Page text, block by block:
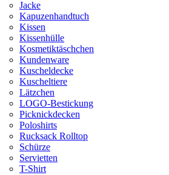
Jacke
Kapuzenhandtuch
Kissen
Kissenhülle
Kosmetiktäschchen
Kundenware
Kuscheldecke
Kuscheltiere
Lätzchen
LOGO-Bestickung
Picknickdecken
Poloshirts
Rucksack Rolltop
Schürze
Servietten
T-Shirt